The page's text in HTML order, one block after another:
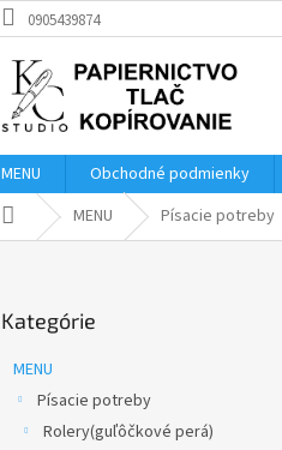
0905439874
MENU Obchodné podmienky
DomovMENU Písacie potreby
kategórie
Kategórie
MENU
Písacie potreby
Rolery(guľôčkové perá)